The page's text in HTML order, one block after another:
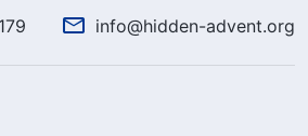
面就是把自己力所能及的、能做
家庭、文化高低、素质怎么样，
info@hidden-advent.org